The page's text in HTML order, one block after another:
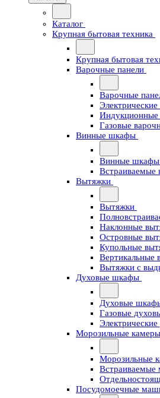
Каталог
Крупная бытовая техника
Крупная бытовая
Варочные панели
Варочные
Индукционные
Газовые
Винные шкафы
Винные шкафы
Вытяжки
Вытяжки
Наклонные
Островные
Купольные
Вертикальные
Вытяжки с
Духовые шкафы
Духовые
Газовые
Морозильные камеры
Морозильные
Встраиваемые
Посудомоечные